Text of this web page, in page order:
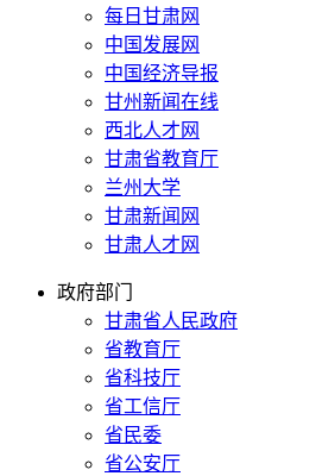
每日甘肃网
中国发展网
中国经济导报
甘州新闻在线
西北人才网
甘肃省教育厅
兰州大学
甘肃新闻网
甘肃人才网
政府部门
甘肃省人民政府
省教育厅
省科技厅
省工信厅
省民委
省公安厅